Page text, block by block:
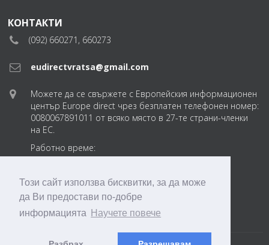
Този сайт използва бисквитки, за да може
да Ви предостави по-добре
информацията
Научете повече
КОНТАКТИ
(092) 660271, 660273
eudirectvratsa@gmail.com
Можете да се свържете с Европейския информационен
център Europe direct чрез безплатен телефонен номер:
0080067891011 от всяко място в 27-те страни-членки
на ЕС.
Работно време:
понеделник-петък
eudirectvratsabg